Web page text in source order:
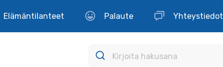
Elämäntilanteet Palaute Yhteystiedot